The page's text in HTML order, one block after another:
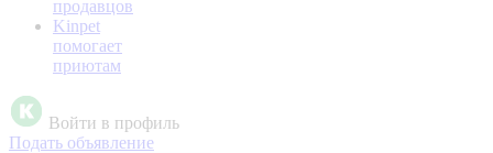
продавцов
Kinpet
помогает
приютам
Войти в профиль
Подать объявление